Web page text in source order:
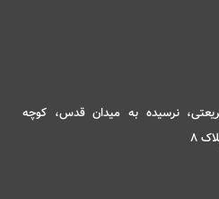
نرسیده به میدان قدس، کوچه
8